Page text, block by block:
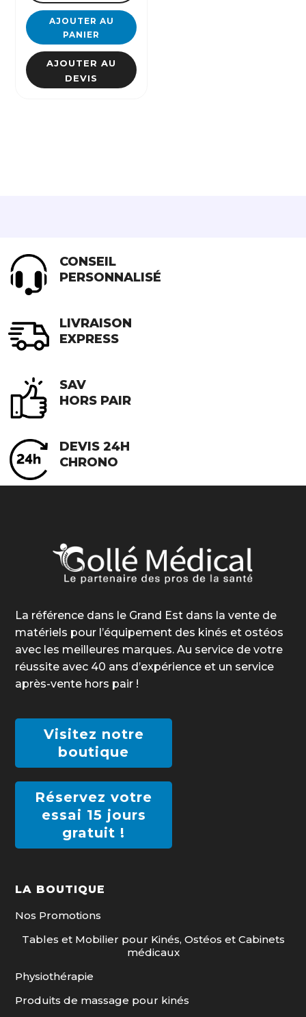
AJOUTER AU
PANIER
AJOUTER AU
DEVIS
CONSEIL
PERSONNALISÉ
LIVRAISON
EXPRESS
SAV
HORS PAIR
DEVIS 24H
CHRONO
La référence dans le Grand Est dans la vente de
matériels pour l’équipement des kinés et ostéos
avec les meilleures marques. Au service de votre
réussite avec 40 ans d’expérience et un service
après-vente hors pair !
Visitez notre
boutique
Réservez votre
essai 15 jours
gratuit !
LA BOUTIQUE
Nos Promotions
Tables et Mobilier pour Kinés, Ostéos et Cabinets
médicaux
Physiothérapie
Produits de massage pour kinés